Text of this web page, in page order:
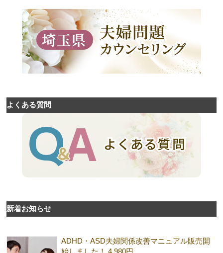
よくある質問
新着お知らせ
ADHD・ASD夫婦関係改善マニュアル販売開